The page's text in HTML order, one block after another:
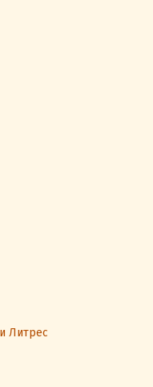
Литрес